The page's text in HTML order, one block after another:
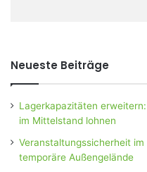
Neueste Beiträge
Lagerkapazitäten
im Mittelstand lohnen
Veranstaltungssicherheit
temporäre Außengelände